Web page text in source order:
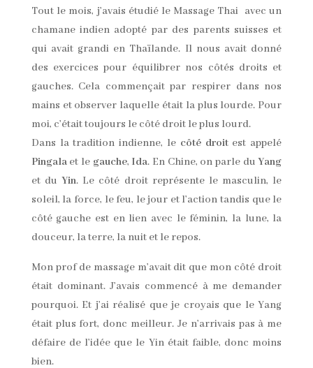
Tout le mois, j’avais étudié le Massage Thai avec un
chamane indien adopté par des parents suisses et
qui avait grandi en Thaïlande. Il nous avait donné
des exercices pour équilibrer nos côtés droits et
gauches. Cela commençait par respirer dans nos
mains et observer laquelle était la plus lourde. Pour
moi, c’était toujours le côté droit le plus lourd.
Dans la tradition indienne, le côté droitest appelé
Pingalaet le gauche, Ida. En Chine, on parle duYang
et duYin. Le côté droit représente le masculin, le
soleil, la force, le feu, le jour et l’action tandis que le
côté gauche est en lien avec le féminin, la lune, la
douceur, la terre, la nuit et le repos.
Mon prof de massage m’avait dit que mon côté droit
était dominant. J’avais commencé à me demander
pourquoi. Et j’ai réalisé que je croyais que le Yang
était plus fort, donc meilleur. Je n’arrivais pas à me
défaire de l’idée que le Yin était faible, donc moins
bien.